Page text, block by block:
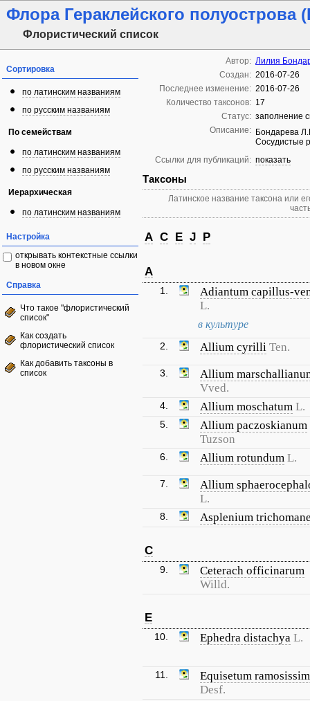
Флора Гераклейского полуострова
Флористический список
Сортировка
по латинским названиям
по русским названиям
По семействам
по латинским названиям
по русским названиям
Иерархическая
по латинским названиям
Настройка
открывать контекстные ссылки
в новом окне
Справка
Что такое "флористический
список"
Как создать
флористический список
Как добавить таксоны в
список
Автор: Лилия
Создан: 2016-07-26
Последнее изменение: 2016-07-26
Количество таксонов: 17
Статус: заполнение
Описание: Бондарева
Сосудистые
Ссылки для публикаций: показать
Таксоны
Латинское название таксона или
A C E J P
A
1.
Adiantum capillus-
L.
в культуре
2. Allium cyrilli Ten.
3.
Allium
Vved.
4. Allium moschatum L.
5.
Allium paczoskianum
Tuzson
6. Allium rotundum L.
7.
Allium
L.
8. Asplenium
C
9.
Ceterach officinarum
Willd.
E
10. Ephedra distachya L.
11.
Equisetum
Desf.